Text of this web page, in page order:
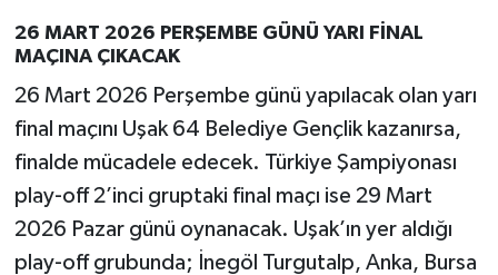
26 MART 2026 PERŞEMBE GÜNÜ YARI FİNAL
MAÇINA ÇIKACAK
26 Mart 2026 Perşembe günü yapılacak olan yarı
final maçını Uşak 64 Belediye Gençlik kazanırsa,
finalde mücadele edecek. Türkiye Şampiyonası
play-off 2’inci gruptaki final maçı ise 29 Mart
2026 Pazar günü oynanacak. Uşak’ın yer aldığı
play-off grubunda; İnegöl Turgutalp, Anka, Bursa